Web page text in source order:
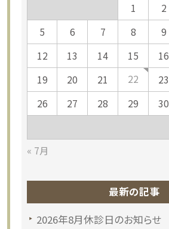
« 7月
1 2
5
6 7 8 9
12
13 14 15 16
19
20 21 22 23
26
27 28 29 30
最新の記事
2026年8月休診日のお知らせ